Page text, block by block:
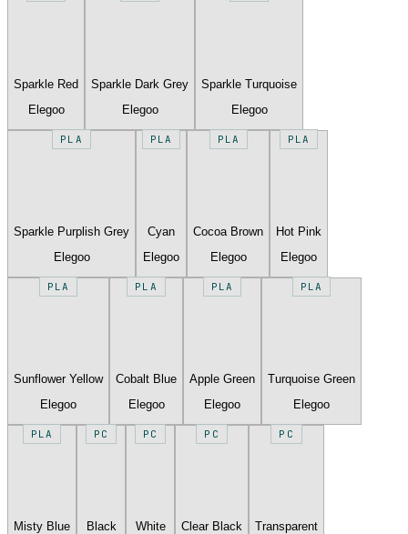
Sparkle Red
Elegoo
Sparkle Dark Grey
Elegoo
Sparkle Turquoise
Elegoo
PLA
Sparkle Purplish Grey
Elegoo
PLA
Cyan
Elegoo
PLA
Cocoa Brown
Elegoo
PLA
Hot Pink
Elegoo
PLA
Sunflower Yellow
Elegoo
PLA
Cobalt Blue
Elegoo
PLA
Apple Green
Elegoo
PLA
Turquoise Green
Elegoo
PLA
Misty Blue
PC
Black
PC
White
PC
Clear Black
PC
Transparent